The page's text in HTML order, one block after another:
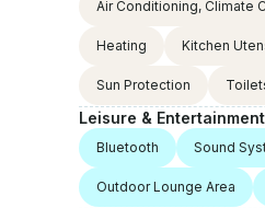
Air Conditioning, Climate
Heating Kitchen
Sun Protection
Leisure &
Bluetooth Sound
Outdoor Lounge Area